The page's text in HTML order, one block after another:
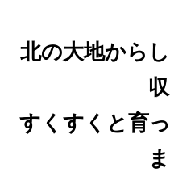
北の大地から
すくすくと育